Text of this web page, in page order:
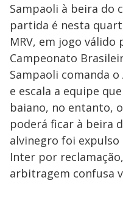
Sampaoli à beira do
partida é nesta
MRV, em jogo válido
Campeonato
Sampaoli comanda
e escala a equipe
baiano, no entanto,
poderá ficar à beira
alvinegro foi
Inter por
arbitragem confusa